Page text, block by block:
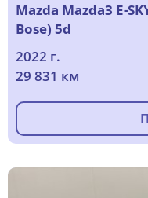
Mazda Mazda3 E-
Bose) 5d
2022 г.
29 831 км